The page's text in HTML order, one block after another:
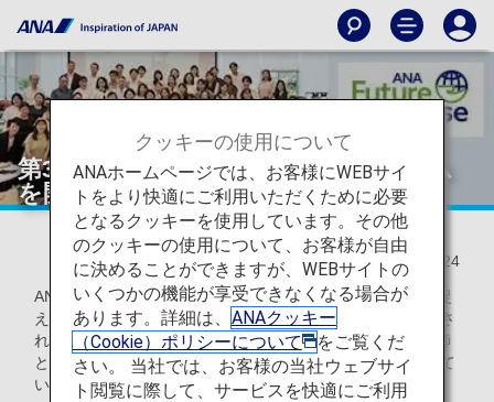
第3回 ANA Future Promise フォーラム
を開催しました！
2024/10/24
ANAグループでは、社員一人ひとりがESGを自分事として捉
え、行動につなげられるよう、2023年度より多方面で活躍さ
れている方や、環境配慮のビジョンを掲げる企業の方を講師
としてお招きし、ANA Furure Promiseフォーラムを開催して
います。
クッキーの使用について
ANAホームページでは、お客様にWEBサイ
トをより快適にご利用いただくために必要
となるクッキーを使用しています。その他
のクッキーの使用について、お客様が自由
に決めることができますが、WEBサイトの
いくつかの機能が享受できなくなる場合が
あります。詳細は、 ANAクッキー
（Cookie）ポリシーについて
をご覧くだ
さい。 当社では、お客様の当社ウェブサイ
ト閲覧に際して、サービスを快適にご利用